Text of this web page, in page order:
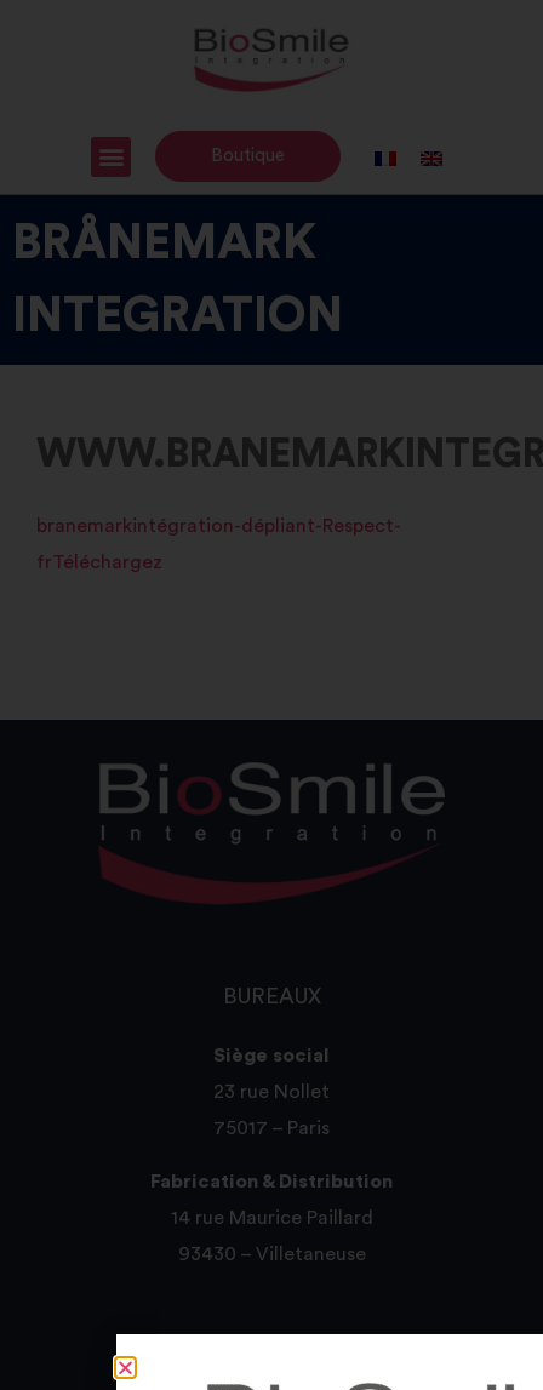
Boutique
BRÅNEMARK
INTEGRATION
branemarkintégration-dépliant-Respect-
frTéléchargez
BUREAUX
Siège social
23 rue Nollet
75017 – Paris
Fabrication & Distribution
14 rue Maurice Paillard
93430 – Villetaneuse